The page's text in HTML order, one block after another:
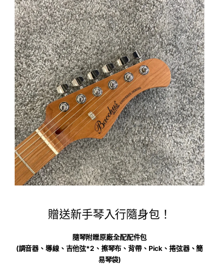
贈送新手琴入行隨身包！
隨琴附贈原廠全配配件包
(調音器、導線、吉他弦*2、擦琴布、背帶、Pick、捲弦器、簡
易琴袋)